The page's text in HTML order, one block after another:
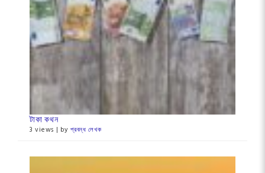
টাকা কথন
3 views | byপ্রবন্ধ লেখক